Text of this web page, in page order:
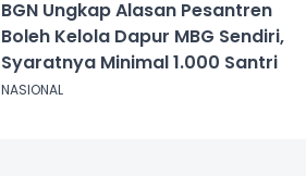
BGN Ungkap Alasan Pesantren
Boleh Kelola Dapur MBG Sendiri,
Syaratnya Minimal 1.000 Santri
NASIONAL